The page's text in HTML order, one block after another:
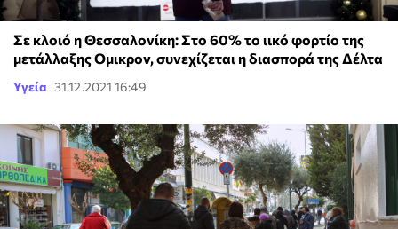
Σε κλοιό η Θεσσαλονίκη: Στο 60% το ιικό φορτίο της
μετάλλαξης Ομικρον, συνεχίζεται η διασπορά της Δέλτα
Υγεία 31.12.2021 16:49